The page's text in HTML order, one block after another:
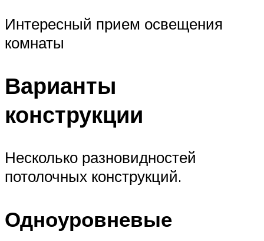
Интересный прием освещения
комнаты
Варианты
конструкции
Несколько разновидностей
потолочных конструкций.
Одноуровневые